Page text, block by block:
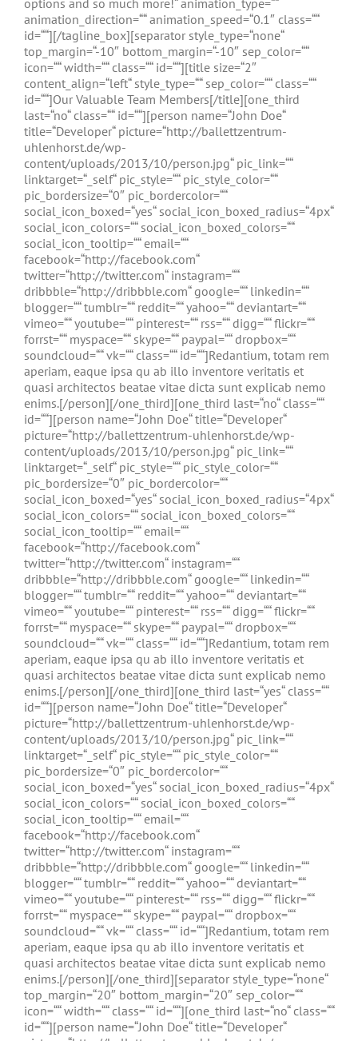
options and so much more!“ animation_type=““
animation_direction=““ animation_speed=“0.1″ class=““
id=““][/tagline_box][separator style_type=“none“
top_margin=“-10″ bottom_margin=“-10″ sep_color=““
icon=““ width=““ class=““ id=““][title size=“2″
content_align=“left“ style_type=““ sep_color=““ class=““
id=““]Our Valuable Team Members[/title][one_third
last=“no“ class=““ id=““][person name=“John Doe“
title=“Developer“ picture=“http://ballettzentrum-
uhlenhorst.de/wp-
content/uploads/2013/10/person.jpg“ pic_link=““
linktarget=“_self“ pic_style=““ pic_style_color=““
pic_bordersize=“0″ pic_bordercolor=““
social_icon_boxed=“yes“ social_icon_boxed_radius=“4px“
social_icon_colors=““ social_icon_boxed_colors=““
social_icon_tooltip=““ email=““
facebook=“http://facebook.com“
twitter=“http://twitter.com“ instagram=““
dribbble=“http://dribbble.com“ google=““ linkedin=““
blogger=““ tumblr=““ reddit=““ yahoo=““ deviantart=““
vimeo=““ youtube=““ pinterest=““ rss=““ digg=““ flickr=““
forrst=““ myspace=““ skype=““ paypal=““ dropbox=““
soundcloud=““ vk=““ class=““ id=““]Redantium, totam rem
aperiam, eaque ipsa qu ab illo inventore veritatis et
quasi architectos beatae vitae dicta sunt explicab nemo
enims.[/person][/one_third][one_third last=“no“ class=““
id=““][person name=“John Doe“ title=“Developer“
picture=“http://ballettzentrum-uhlenhorst.de/wp-
content/uploads/2013/10/person.jpg“ pic_link=““
linktarget=“_self“ pic_style=““ pic_style_color=““
pic_bordersize=“0″ pic_bordercolor=““
social_icon_boxed=“yes“ social_icon_boxed_radius=“4px“
social_icon_colors=““ social_icon_boxed_colors=““
social_icon_tooltip=““ email=““
facebook=“http://facebook.com“
twitter=“http://twitter.com“ instagram=““
dribbble=“http://dribbble.com“ google=““ linkedin=““
blogger=““ tumblr=““ reddit=““ yahoo=““ deviantart=““
vimeo=““ youtube=““ pinterest=““ rss=““ digg=““ flickr=““
forrst=““ myspace=““ skype=““ paypal=““ dropbox=““
soundcloud=““ vk=““ class=““ id=““]Redantium, totam rem
aperiam, eaque ipsa qu ab illo inventore veritatis et
quasi architectos beatae vitae dicta sunt explicab nemo
enims.[/person][/one_third][one_third last=“yes“ class=““
id=““][person name=“John Doe“ title=“Developer“
picture=“http://ballettzentrum-uhlenhorst.de/wp-
content/uploads/2013/10/person.jpg“ pic_link=““
linktarget=“_self“ pic_style=““ pic_style_color=““
pic_bordersize=“0″ pic_bordercolor=““
social_icon_boxed=“yes“ social_icon_boxed_radius=“4px“
social_icon_colors=““ social_icon_boxed_colors=““
social_icon_tooltip=““ email=““
facebook=“http://facebook.com“
twitter=“http://twitter.com“ instagram=““
dribbble=“http://dribbble.com“ google=““ linkedin=““
blogger=““ tumblr=““ reddit=““ yahoo=““ deviantart=““
vimeo=““ youtube=““ pinterest=““ rss=““ digg=““ flickr=““
forrst=““ myspace=““ skype=““ paypal=““ dropbox=““
soundcloud=““ vk=““ class=““ id=““]Redantium, totam rem
aperiam, eaque ipsa qu ab illo inventore veritatis et
quasi architectos beatae vitae dicta sunt explicab nemo
enims.[/person][/one_third][separator style_type=“none“
top_margin=“20″ bottom_margin=“20″ sep_color=““
icon=““ width=““ class=““ id=““][one_third last=“no“ class=““
id=““][person name=“John Doe“ title=“Developer“